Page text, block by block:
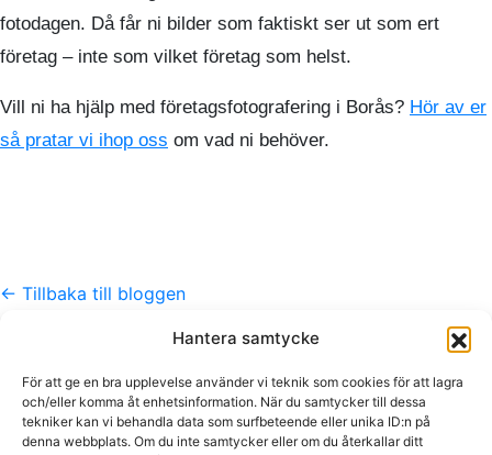
Hantera samtycke
För att ge en bra upplevelse använder vi teknik som cookies för att lagra
och/eller komma åt enhetsinformation. När du samtycker till dessa
tekniker kan vi behandla data som surfbeteende eller unika ID:n på
denna webbplats. Om du inte samtycker eller om du återkallar ditt
fotodagen. Då får ni bilder som faktiskt ser ut som ert
företag – inte som vilket företag som helst.
Vill ni ha hjälp med företagsfotografering i Borås? Hör av er
så pratar vi ihop oss om vad ni behöver.
← Tillbaka till bloggen
Foto · Video · Studio · Borås
Kontakt
info@609.se
073-510 18 81